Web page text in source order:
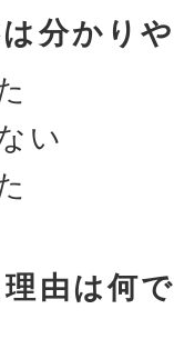
分かり
い
由は何